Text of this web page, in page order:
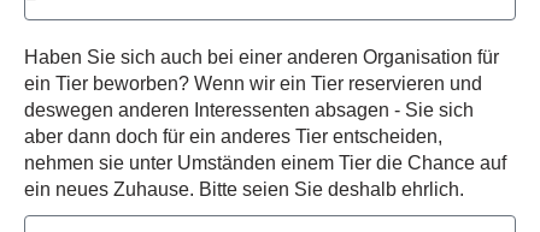
Haben Sie sich auch bei einer anderen Organisation für
ein Tier beworben? Wenn wir ein Tier reservieren und
deswegen anderen Interessenten absagen - Sie sich
aber dann doch für ein anderes Tier entscheiden,
nehmen sie unter Umständen einem Tier die Chance auf
ein neues Zuhause. Bitte seien Sie deshalb ehrlich.